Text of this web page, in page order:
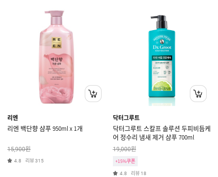
리엔
리엔 백단향 샴푸 950ml x 1개
15,900원
4.8 리뷰315
닥터그루트
닥터그루트 스칼프 솔루션 두피비듬케
어 정수리 냄새 제거 샴푸 700ml
19,000원
+15%쿠폰
4.8 리뷰 18